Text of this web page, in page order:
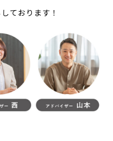
ております！